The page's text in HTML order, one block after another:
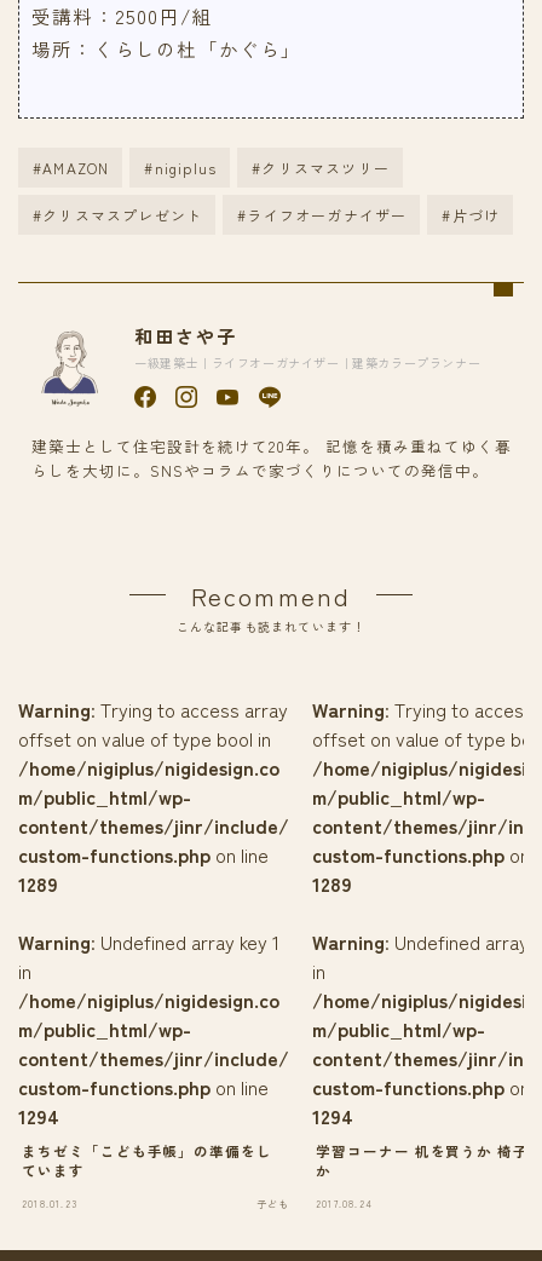
受講料：2500円/組
場所：くらしの杜「かぐら」
#AMAZON #nigiplus #クリスマスツリー
#クリスマスプレゼント #ライフオーガナイザー #片づけ
和田さや子
一級建築士｜ライフオーガナイザー｜建築カラープランナー
建築士として住宅設計を続けて20年。 記憶を積み重ねてゆく暮
らしを大切に。SNSやコラムで家づくりについての発信中。
Recommend
こんな記事も読まれています！
Warning: Trying to access array
offset on value of type bool in
/home/nigiplus/nigidesign.co
m/public_html/wp-
content/themes/jinr/include/
custom-functions.php on line
1289
Warning: Undefined array key 1
in
/home/nigiplus/nigidesign.co
m/public_html/wp-
content/themes/jinr/include/
custom-functions.php on line
1294
まちゼミ「こども手帳」の準備をし
ています
2018.01.23 子ども
Warning: Trying to access
offset on value of type
/home/nigiplus/
m/public_html/wp-
content/themes/jinr/
custom-functions.php on
1289
Warning: Undefined array
in
/home/nigiplus/
m/public_html/wp-
content/themes/jinr/
custom-functions.php on
1294
学習コーナー 机を買うか 椅子
か
2017.08.24